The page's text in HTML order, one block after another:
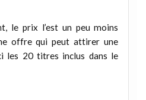
le prix l’est un peu moins
offre qui peut attirer une
les 20 titres inclus dans le